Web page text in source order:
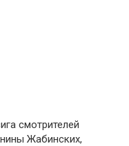
смотрителей
Жабинских,